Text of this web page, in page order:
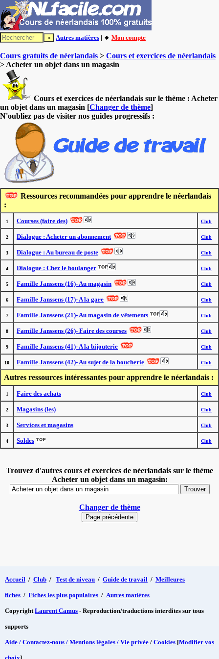
Autres matières | 🔸 Mon compte
Cours gratuits de néerlandais > Cours et exercices de néerlandais
> Acheter un objet dans un magasin
Cours et exercices de néerlandais sur le thème : Acheter
un objet dans un magasin [Changer de thème]
N'oubliez pas de visiter nos guides progressifs :
Ressources recommandées pour apprendre le néerlandais
:
1 Courses (faire des) Club
2 Dialogue : Acheter un abonnement Club
3 Dialogue : Au bureau de poste Club
4 Dialogue : Chez le boulanger Club
5 Famille Janssens (16)- Au magasin Club
6 Famille Janssens (17)- A la gare Club
7 Famille Janssens (21)- Au magasin de vêtements Club
8 Famille Janssens (26)- Faire des courses Club
9 Famille Janssens (41)- A la bijouterie Club
10 Famille Janssens (42)- Au sujet de la boucherie Club
Autres ressources intéressantes pour apprendre le néerlandais :
1 Faire des achats Club
2 Magasins (les) Club
3 Services et magasins Club
4 Soldes Club
Trouvez d'autres cours et exercices de néerlandais sur le thème
Acheter un objet dans un magasin:
Changer de thème
Accueil / Club / Test de niveau / Guide de travail / Meilleures
fiches / Fiches les plus populaires / Autres matières
CopyrightLaurent Camus - Reproduction/traductions interdites sur tous
supports
Aide / Contactez-nous / Mentions légales / Vie privée / Cookies [Modifier vos